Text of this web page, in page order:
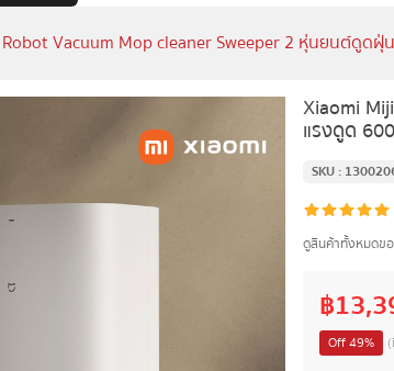
Vacuum Mop cleaner Sweeper 2 หุ่นยนต์ดูด
Xiaomi
แรงดูด
SKU :
ดูสินค้าทั้งหมดข
฿
Off49%